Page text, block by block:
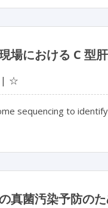
場における C 型
☆
sequencing to
真菌汚染予防の